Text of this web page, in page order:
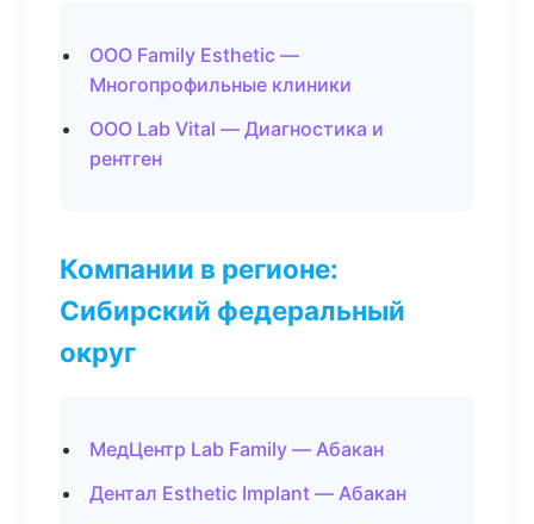
ООО Family Esthetic —
Многопрофильные клиники
ООО Lab Vital — Диагностика и
рентген
Компании в регионе:
Сибирский федеральный
округ
МедЦентр Lab Family — Абакан
Дентал Esthetic Implant — Абакан